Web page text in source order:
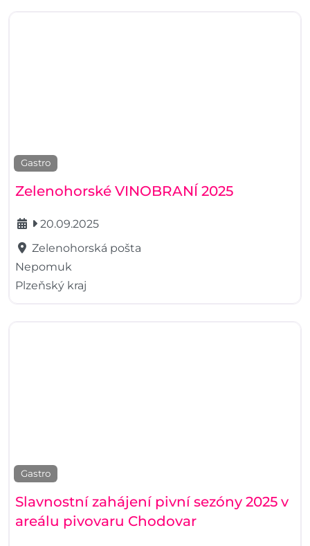
Gastro
Zelenohorské VINOBRANÍ 2025
20.09.2025
Zelenohorská pošta
Nepomuk
Plzeňský kraj
Gastro
Slavnostní zahájení pivní sezóny 2025 v
areálu pivovaru Chodovar